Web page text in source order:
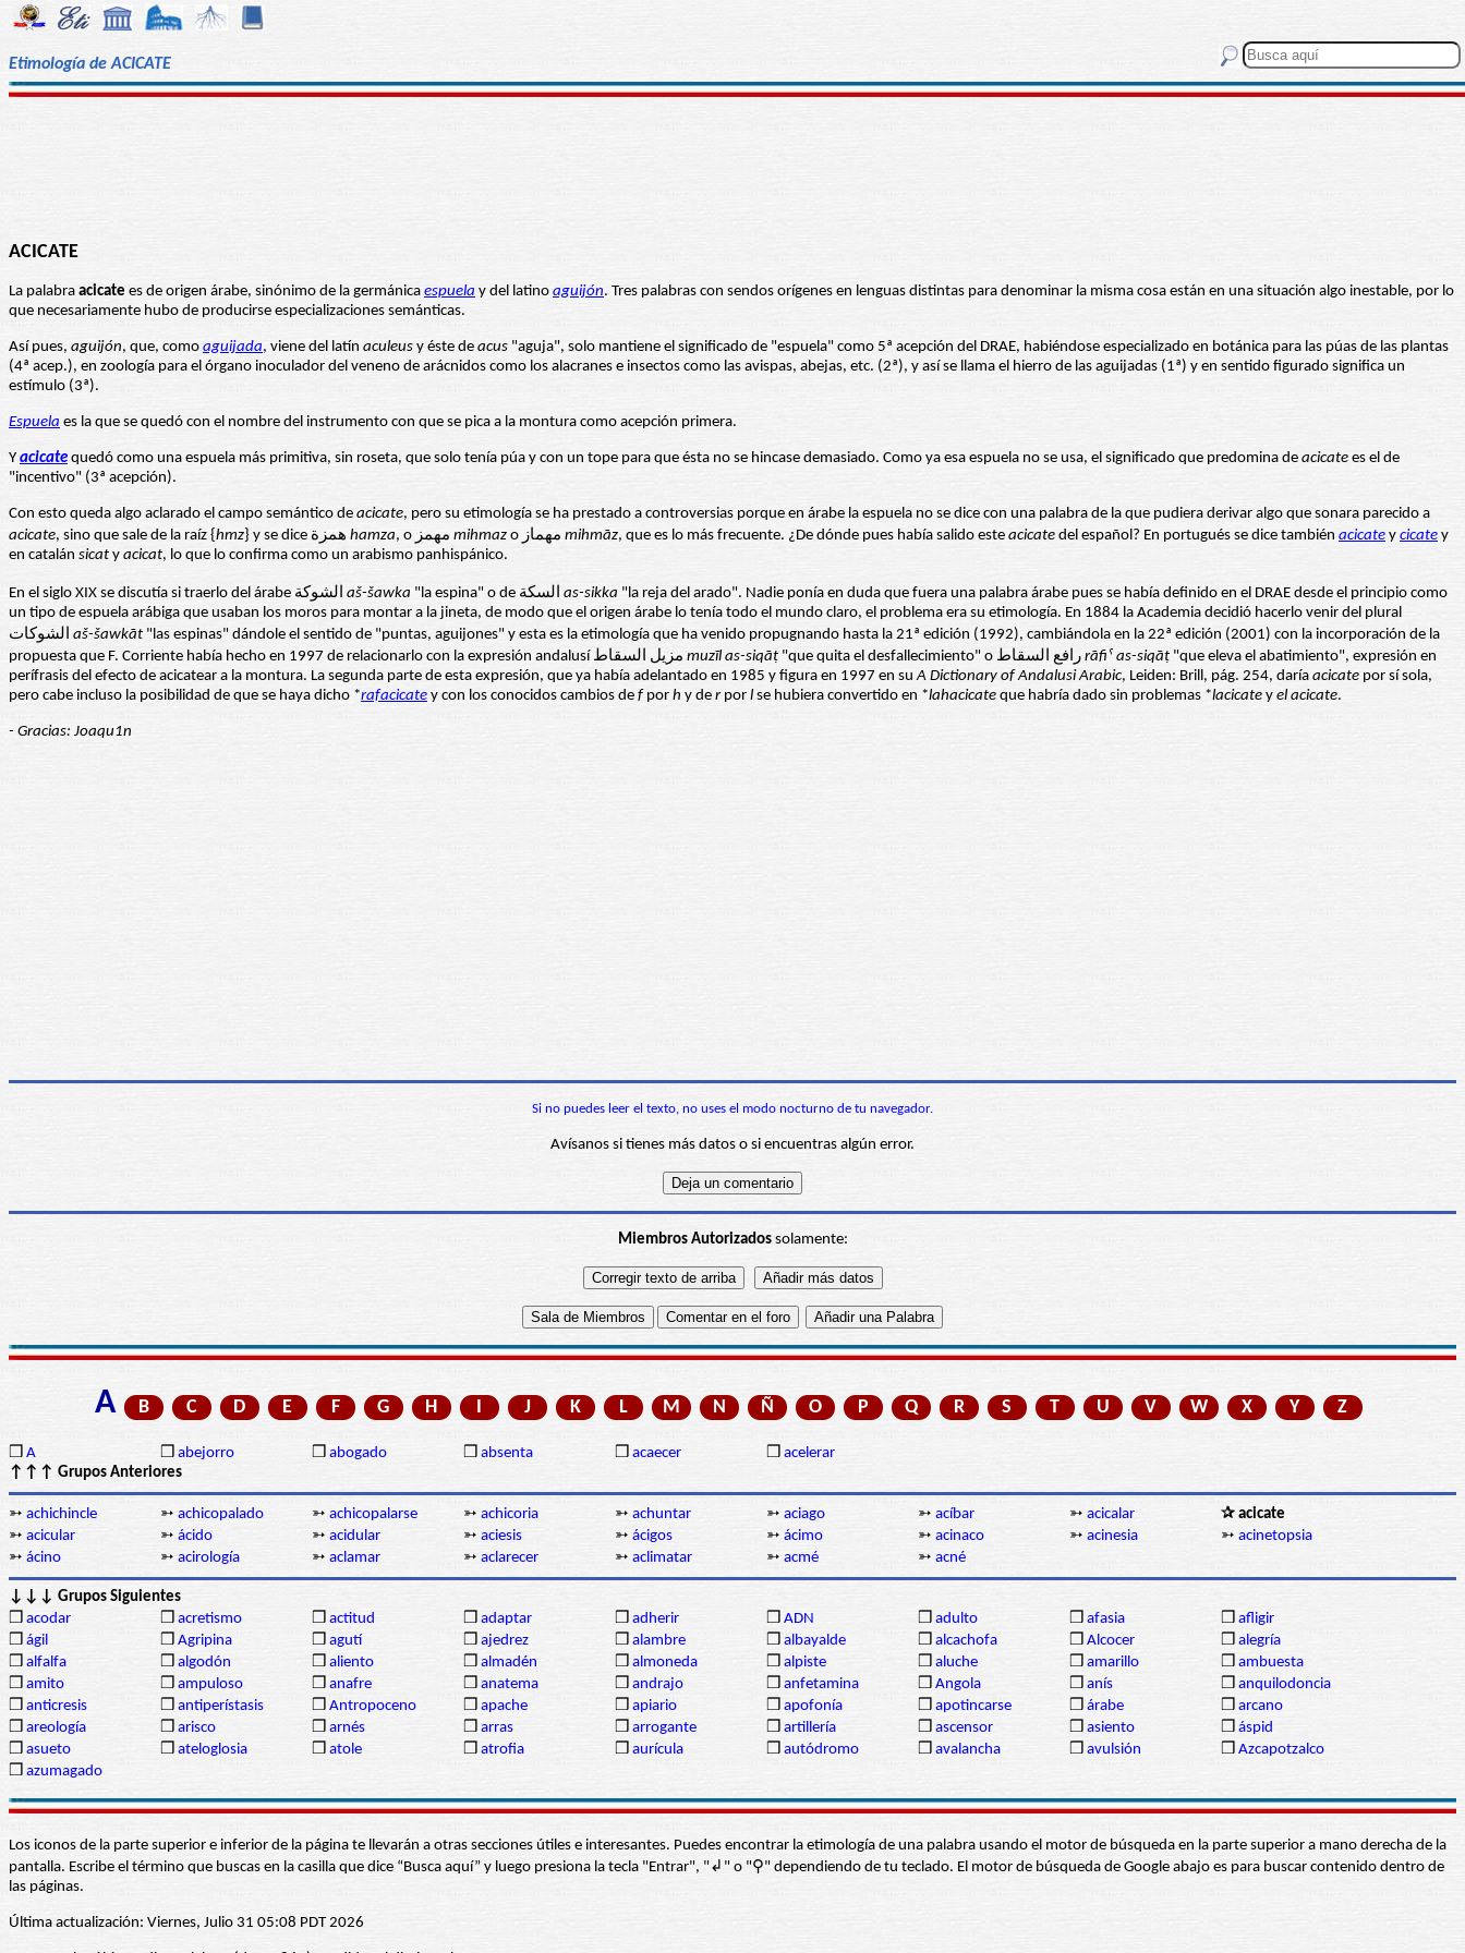
Etimología de ACICATE
ACICATE
La palabra acicate es de origen árabe, sinónimo de la germánica espuela y del latino aguijón. Tres palabras con sendos orígenes en lenguas distintas para denominar la misma cosa están en una situación algo inestable, por lo
que necesariamente hubo de producirse especializaciones semánticas.
Así pues, aguijón, que, como aguijada, viene del latín aculeus y éste de acus "aguja", solo mantiene el significado de "espuela" como 5ª acepción del DRAE, habiéndose especializado en botánica para las púas de las plantas
(4ª acep.), en zoología para el órgano inoculador del veneno de arácnidos como los alacranes e insectos como las avispas, abejas, etc. (2ª), y así se llama el hierro de las aguijadas (1ª) y en sentido figurado significa un
estímulo (3ª).
Espuela es la que se quedó con el nombre del instrumento con que se pica a la montura como acepción primera.
Y acicate quedó como una espuela más primitiva, sin roseta, que solo tenía púa y con un tope para que ésta no se hincase demasiado. Como ya esa espuela no se usa, el significado que predomina de acicate es el de
"incentivo" (3ª acepción).
Con esto queda algo aclarado el campo semántico de acicate, pero su etimología se ha prestado a controversias porque en árabe la espuela no se dice con una palabra de la que pudiera derivar algo que sonara parecido a
acicate, sino que sale de la raíz {hmz hamza mihmaz mihmāz, que es lo más frecuente. ¿De dónde pues había salido este acicate del español? En portugués se dice también acicate y cicate y
en catalán sicat y acicat, lo que lo confirma como un arabismo panhispánico.
aš-šawka as-sikka "la reja del arado". Nadie ponía en duda que fuera una palabra árabe pues se había definido en el DRAE desde el principio como
un tipo de espuela arábiga que usaban los moros para montar a la jineta, de modo que el origen árabe lo tenía todo el mundo claro, el problema era su etimología. En 1884 la Academia decidió hacerlo venir del plural
aš-šawkāt "las espinas" dándole el sentido de "puntas, aguijones" y esta es la etimología que ha venido propugnando hasta la 21ª edición (1992), cambiándola en la 22ª edición (2001) con la incorporación de la
muzīl as-siqāṭ rāfi ˁ as-siqāṭ "que eleva el abatimiento", expresión en
perífrasis del efecto de acicatear a la montura. La segunda parte de esta expresión, que ya había adelantado en 1985 y figura en 1997 en suA Dictionary of Andalusi Arabic, Leiden: Brill, pág. 254, daría acicate por sí sola,
pero cabe incluso la posibilidad de que se haya dicho *rafacicate y con los conocidos cambios de f por h y de rpor l se hubiera convertido en *lahacicate que habría dado sin problemas *lacicate y el acicate.
- Gracias: Joaqu1n
Si no puedes leer el texto, no uses el modo nocturno de tu navegador.
Avísanos si tienes más datos o si encuentras algún error.
Miembros Autorizadossolamente:
A B C D E F G H I J K L M N Ñ O P Q R S T U V W X Y Z
❒ A ❒ abejorro ❒ abogado ❒ absenta ❒ acaecer ❒ acelerar
↑↑↑ Grupos Anteriores
➳ achichincle ➳ achicopalado ➳ achicopalarse ➳ achicoria ➳ achuntar ➳ aciago ➳ acíbar ➳ acicalar
✰ acicate
➳ acicular ➳ ácido ➳ acidular ➳ aciesis ➳ ácigos ➳ ácimo ➳ acinaco ➳ acinesia ➳ acinetopsia
➳ ácino ➳ acirología ➳ aclamar ➳ aclarecer ➳ aclimatar ➳ acmé ➳ acné
↓↓↓ Grupos Siguientes
❒ acodar ❒ acretismo ❒ actitud ❒ adaptar ❒ adherir ❒ ADN ❒ adulto ❒ afasia ❒ afligir
❒ ágil ❒ Agripina ❒ agutí ❒ ajedrez ❒ alambre ❒ albayalde ❒ alcachofa ❒ Alcocer ❒ alegría
❒ alfalfa ❒ algodón ❒ aliento ❒ almadén ❒ almoneda ❒ alpiste ❒ aluche ❒ amarillo ❒ ambuesta
❒ amito ❒ ampuloso ❒ anafre ❒ anatema ❒ andrajo ❒ anfetamina ❒ Angola ❒ anís ❒ anquilodoncia
❒ anticresis ❒ antiperístasis ❒ Antropoceno ❒ apache ❒ apiario ❒ apofonía ❒ apotincarse ❒ árabe ❒ arcano
❒ areología ❒ arisco ❒ arnés ❒ arras ❒ arrogante ❒ artillería ❒ ascensor ❒ asiento ❒ áspid
❒ asueto ❒ ateloglosia ❒ atole ❒ atrofia ❒ aurícula ❒ autódromo ❒ avalancha ❒ avulsión ❒ Azcapotzalco
❒ azumagado
Los iconos de la parte superior e inferior de la página te llevarán a otras secciones útiles e interesantes. Puedes encontrar la etimología de una palabra usando el motor de búsqueda en la parte superior a mano derecha de la
pantalla. Escribe el término que buscas en la casilla que dice “Busca aquí” y luego presiona la tecla "Entrar", "↲" o "⚲" dependiendo de tu teclado. El motor de búsqueda de Google abajo es para buscar contenido dentro de
las páginas.
Última actualización: Viernes, Julio 31 05:08 PDT 2026